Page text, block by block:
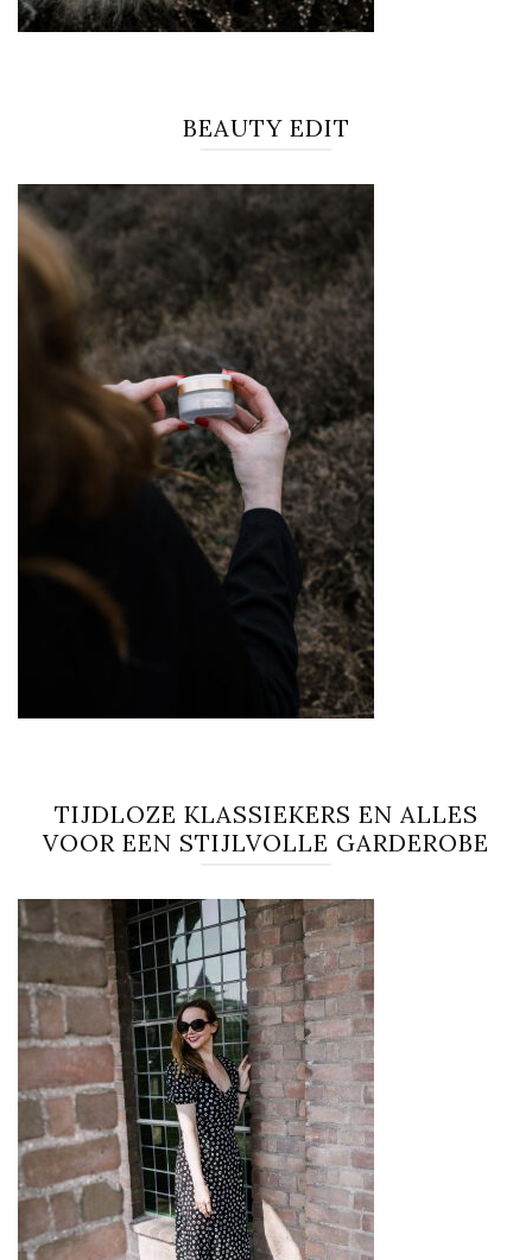
BEAUTY EDIT
TIJDLOZE KLASSIEKERS EN ALLES
VOOR EEN STIJLVOLLE GARDEROBE